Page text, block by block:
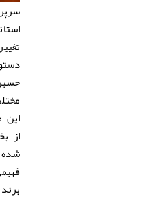
این
از